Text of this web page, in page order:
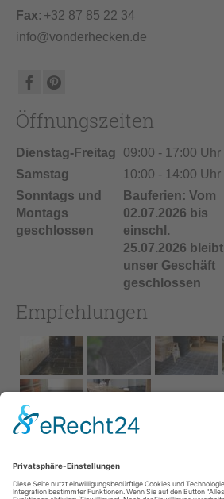
Fax: +32 87 85 22 34
info@vonderhecken.de
Öffnungszeiten
Dienstag-Freitag
09:00 - 17:00 Uhr
Samstag
10:00 - 14:00 Uhr
Sonntags und
Montags
geschlossen
Bauferien: Vom
02.07.2026 bis
einschl.
25.07.2026 bleibt
unser Geschäft
geschlossen
Empfehlungen
Impressum